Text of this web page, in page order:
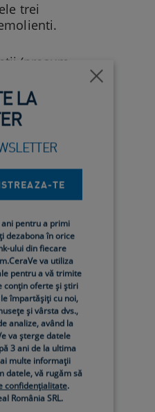
trei
(precum
ferm
la
pielea
vei regasi
tenul
Închide
LA
TE
pentru a primi
dezabona în orice
ului din fiecare
va utiliza
pentru a vă trimite
conțin oferte și știri
împartășiți cu noi,
și vârsta dvs.,
analize, având la
va șterge datele
3 ani de la ultima
multe informații
datele, vă rugăm să
confidențialitate.
România SRL.